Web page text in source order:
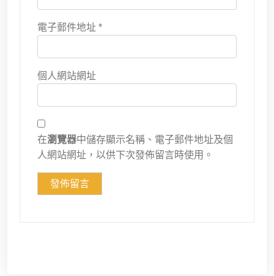
電子郵件地址 *
個人網站網址
在瀏覽器中儲存顯示名稱、電子郵件地址及個
人網站網址，以供下次發佈留言時使用。